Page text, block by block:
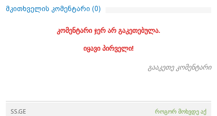
მკითხველის კომენტარი (0)
კომენტარი ჯერ არ გაკეთებულა.
იყავი პირველი!
გააკეთე კომენტარი
SS.GE როგორ მოხვდე აქ